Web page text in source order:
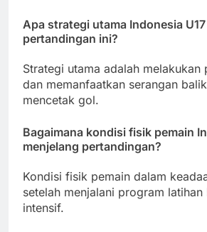
Apa strategi utama Indonesia
pertandingan ini?
Strategi utama adalah melakukan
dan memanfaatkan serangan
mencetak gol.
Bagaimana kondisi fisik pemain
menjelang pertandingan?
Kondisi fisik pemain dalam
setelah menjalani program latihan
intensif.